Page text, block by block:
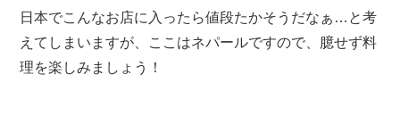
日本でこんなお店に入ったら値段たかそうだなぁ…と考
えてしまいますが、ここはネパールですので、臆せず料
理を楽しみましょう！